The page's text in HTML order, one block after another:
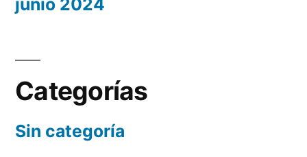
junio 2024
Categorías
Sin categoría